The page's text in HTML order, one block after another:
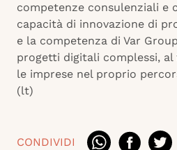
competenze consulenziali e
capacità di innovazione di
e la competenza di Var
progetti digitali complessi,
le imprese nel proprio
(lt)
CONDIVIDI